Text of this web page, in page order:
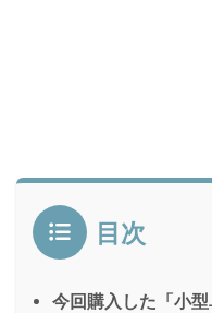
目次
今回購入した「小